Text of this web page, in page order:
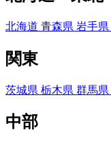
北海道 青森県 岩手県
関東
茨城県 栃木県 群馬県
中部